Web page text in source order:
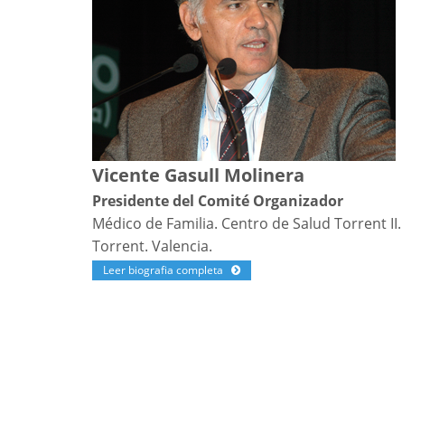
Vicente Gasull Molinera
Presidente del Comité Organizador
Médico de Familia. Centro de Salud Torrent II.
Torrent. Valencia.
Leer biografia completa